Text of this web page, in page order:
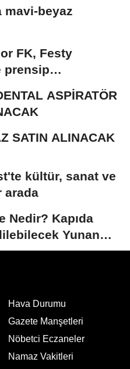
mavi-beyaz
FK, Festy
prensip
vardı
ASPİRATÖR
SATIN ALINACAK
kültür, sanat ve
arada
Nedir? Kapıda
Yunan
Hava Durumu
Gazete Manşetleri
Nöbetci Eczaneler
Namaz Vakitleri